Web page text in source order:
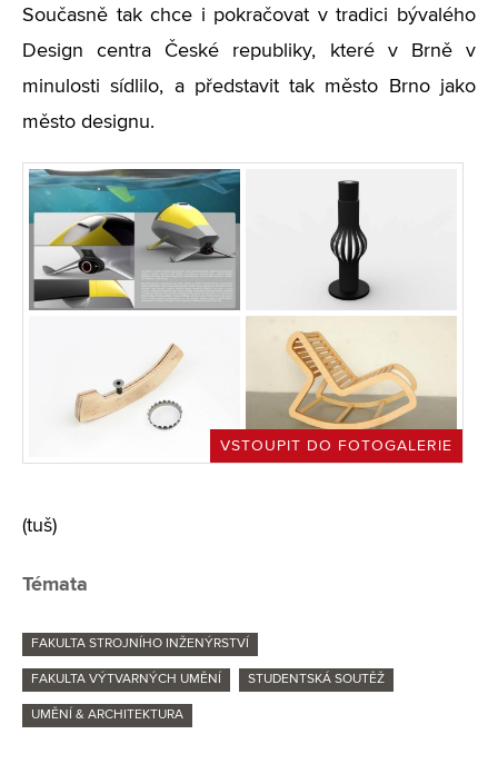
Současně tak chce i pokračovat v tradici bývalého
Design centra České republiky, které v Brně v
minulosti sídlilo, a představit tak město Brno jako
město designu.
VSTOUPIT DO FOTOGALERIE
(tuš)
Témata
FAKULTA STROJNÍHO INŽENÝRSTVÍ
FAKULTA VÝTVARNÝCH UMĚNÍ STUDENTSKÁ SOUTĚŽ
UMĚNÍ & ARCHITEKTURA